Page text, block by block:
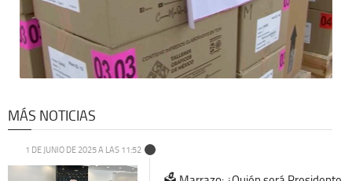
MÁS NOTICIAS
1 DE JUNIO DE 2025 A LAS 11:52